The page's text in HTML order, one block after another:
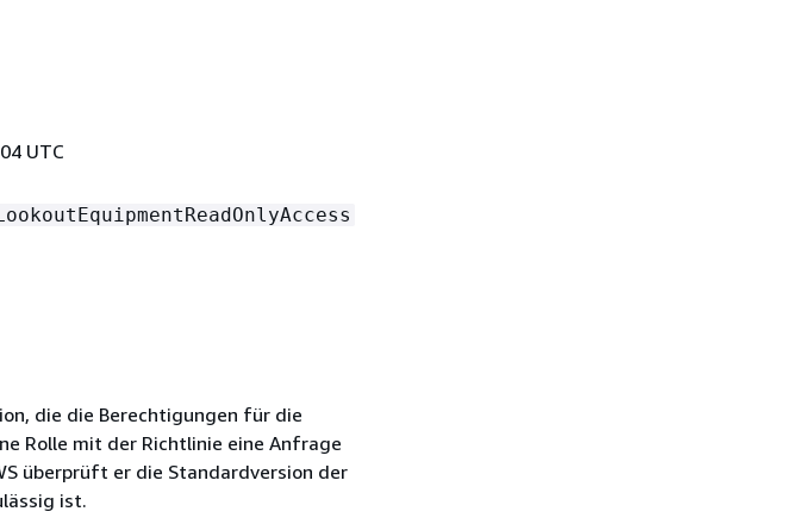
UTC
die die Berechtigungen für die
Rolle mit der Richtlinie eine Anfrage
überprüft er die Standardversion der
ist.